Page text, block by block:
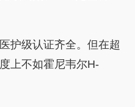
护级认证齐全。但在超
上不如霍尼韦尔H-